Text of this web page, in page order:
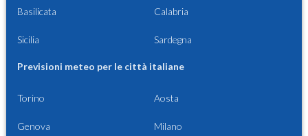
Basilicata Calabria
Sicilia Sardegna
Previsioni meteo per le città italiane
Torino Aosta
Genova Milano